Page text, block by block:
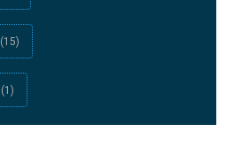
(15)
(1)